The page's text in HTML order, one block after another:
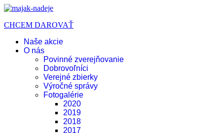
CHCEM DAROVAŤ
Naše akcie
O nás
Povinné zverejňovanie
Dobrovoľníci
Verejné zbierky
Výročné správy
Fotogalérie
2020
2019
2018
2017